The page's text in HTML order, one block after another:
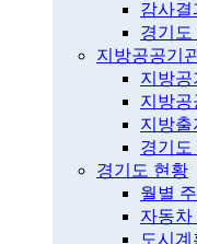
감사결
경기도
지방공공기
지방
지방공
지방
경기도
경기도 현황
월별
자동차
도시